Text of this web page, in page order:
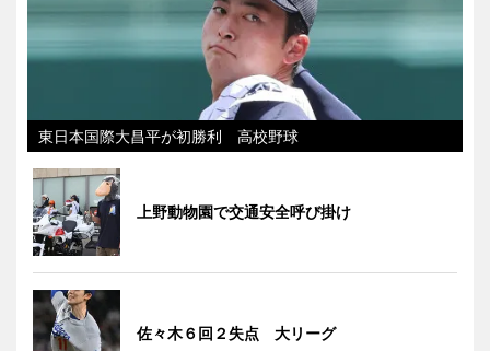
東日本国際大昌平が初勝利 高校野球
上野動物園で交通安全呼び掛け
佐々木６回２失点 大リーグ